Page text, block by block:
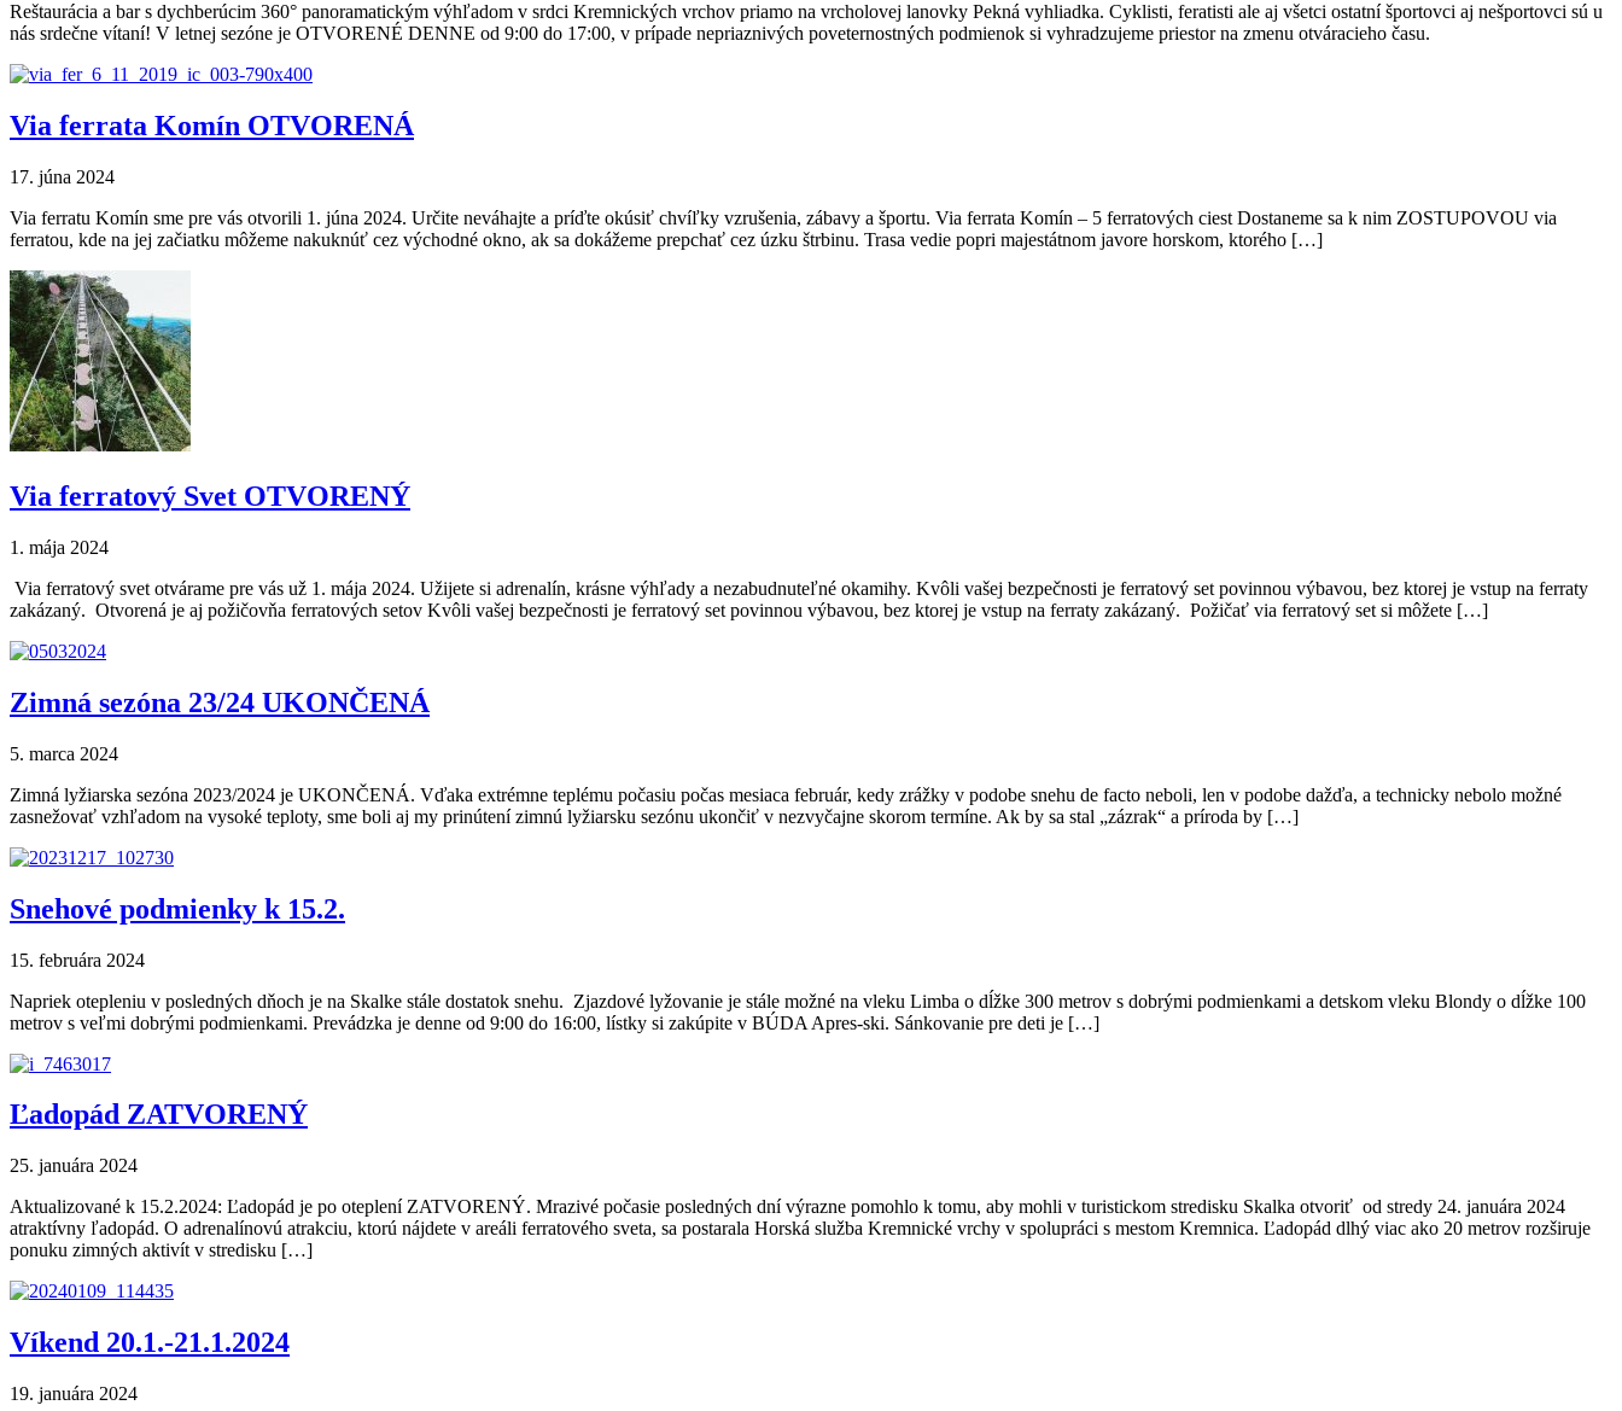
Reštaurácia a bar s dychberúcim 360° panoramatickým výhľadom v srdci Kremnických vrchov priamo na vrcholovej lanovky Pekná vyhliadka. Cyklisti, feratisti ale aj všetci ostatní športovci aj nešportovci sú u
nás srdečne vítaní! V letnej sezóne je OTVORENÉ DENNE od 9:00 do 17:00, v prípade nepriaznivých poveternostných podmienok si vyhradzujeme priestor na zmenu otváracieho času.
Via ferrata Komín OTVORENÁ
17. júna 2024
Via ferratu Komín sme pre vás otvorili 1. júna 2024. Určite neváhajte a príďte okúsiť chvíľky vzrušenia, zábavy a športu. Via ferrata Komín – 5 ferratových ciest Dostaneme sa k nim ZOSTUPOVOU via
ferratou, kde na jej začiatku môžeme nakuknúť cez východné okno, ak sa dokážeme prepchať cez úzku štrbinu. Trasa vedie popri majestátnom javore horskom, ktorého […]
Via ferratový Svet OTVORENÝ
1. mája 2024
Via ferratový svet otvárame pre vás už 1. mája 2024. Užijete si adrenalín, krásne výhľady a nezabudnuteľné okamihy. Kvôli vašej bezpečnosti je ferratový set povinnou výbavou, bez ktorej je vstup na ferraty
zakázaný. Otvorená je aj požičovňa ferratových setov Kvôli vašej bezpečnosti je ferratový set povinnou výbavou, bez ktorej je vstup na ferraty zakázaný. Požičať via ferratový set si môžete […]
Zimná sezóna 23/24 UKONČENÁ
5. marca 2024
Zimná lyžiarska sezóna 2023/2024 je UKONČENÁ. Vďaka extrémne teplému počasiu počas mesiaca február, kedy zrážky v podobe snehu de facto neboli, len v podobe dažďa, a technicky nebolo možné
zasnežovať vzhľadom na vysoké teploty, sme boli aj my prinútení zimnú lyžiarsku sezónu ukončiť v nezvyčajne skorom termíne. Ak by sa stal „zázrak“ a príroda by […]
Snehové podmienky k 15.2.
15. februára 2024
Napriek otepleniu v posledných dňoch je na Skalke stále dostatok snehu. Zjazdové lyžovanie je stále možné na vleku Limba o dĺžke 300 metrov s dobrými podmienkami a detskom vleku Blondy o dĺžke 100
metrov s veľmi dobrými podmienkami. Prevádzka je denne od 9:00 do 16:00, lístky si zakúpite v BÚDA Apres-ski. Sánkovanie pre deti je […]
Ľadopád ZATVORENÝ
25. januára 2024
Aktualizované k 15.2.2024: Ľadopád je po oteplení ZATVORENÝ. Mrazivé počasie posledných dní výrazne pomohlo k tomu, aby mohli v turistickom stredisku Skalka otvoriť od stredy 24. januára 2024
atraktívny ľadopád. O adrenalínovú atrakciu, ktorú nájdete v areáli ferratového sveta, sa postarala Horská služba Kremnické vrchy v spolupráci s mestom Kremnica. Ľadopád dlhý viac ako 20 metrov rozširuje
ponuku zimných aktivít v stredisku […]
Víkend 20.1.-21.1.2024
19. januára 2024